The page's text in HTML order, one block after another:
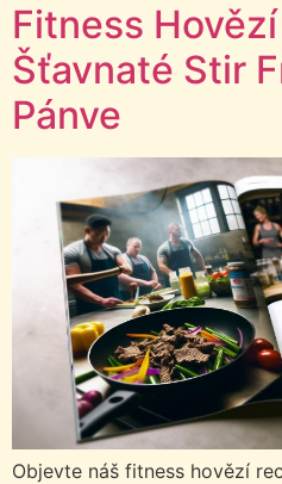
Fitness
Šťavnaté Stir
Pánve
Objevte náš fitness hovězí